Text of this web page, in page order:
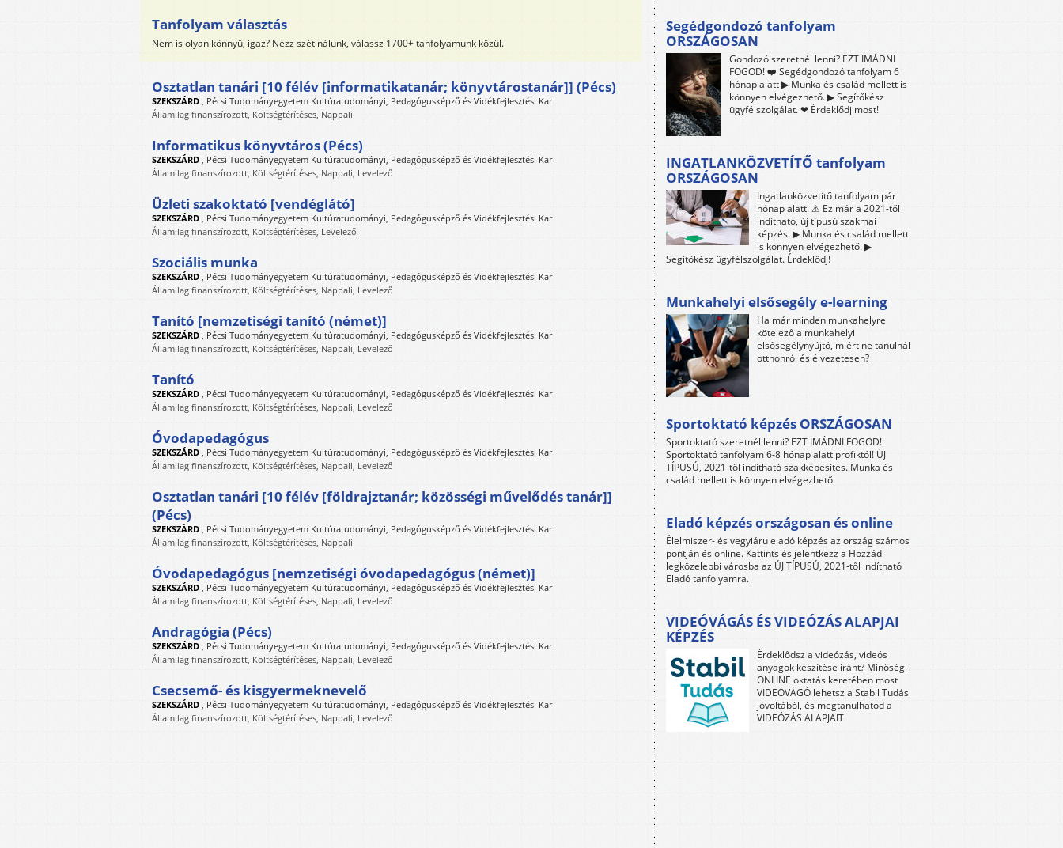
Tanfolyam választás
Nem is olyan könnyű, igaz? Nézz szét nálunk, válassz 1700+ tanfolyamunk közül.
Osztatlan tanári [10 félév [informatikatanár; könyvtárostanár]] (Pécs)
SZEKSZÁRD , Pécsi Tudományegyetem Kultúratudományi, Pedagógusképző és Vidékfejlesztési Kar
Államilag finanszírozott, Költségtérítéses, Nappali
Informatikus könyvtáros (Pécs)
SZEKSZÁRD , Pécsi Tudományegyetem Kultúratudományi, Pedagógusképző és Vidékfejlesztési Kar
Államilag finanszírozott, Költségtérítéses, Nappali, Levelező
Üzleti szakoktató [vendéglátó]
SZEKSZÁRD , Pécsi Tudományegyetem Kultúratudományi, Pedagógusképző és Vidékfejlesztési Kar
Államilag finanszírozott, Költségtérítéses, Levelező
Szociális munka
SZEKSZÁRD , Pécsi Tudományegyetem Kultúratudományi, Pedagógusképző és Vidékfejlesztési Kar
Államilag finanszírozott, Költségtérítéses, Nappali, Levelező
Tanító [nemzetiségi tanító (német)]
SZEKSZÁRD , Pécsi Tudományegyetem Kultúratudományi, Pedagógusképző és Vidékfejlesztési Kar
Államilag finanszírozott, Költségtérítéses, Nappali, Levelező
Tanító
SZEKSZÁRD , Pécsi Tudományegyetem Kultúratudományi, Pedagógusképző és Vidékfejlesztési Kar
Államilag finanszírozott, Költségtérítéses, Nappali, Levelező
Óvodapedagógus
SZEKSZÁRD , Pécsi Tudományegyetem Kultúratudományi, Pedagógusképző és Vidékfejlesztési Kar
Államilag finanszírozott, Költségtérítéses, Nappali, Levelező
Osztatlan tanári [10 félév [földrajztanár; közösségi művelődés tanár]]
(Pécs)
SZEKSZÁRD , Pécsi Tudományegyetem Kultúratudományi, Pedagógusképző és Vidékfejlesztési Kar
Államilag finanszírozott, Költségtérítéses, Nappali
Óvodapedagógus [nemzetiségi óvodapedagógus (német)]
SZEKSZÁRD , Pécsi Tudományegyetem Kultúratudományi, Pedagógusképző és Vidékfejlesztési Kar
Államilag finanszírozott, Költségtérítéses, Nappali, Levelező
Andragógia (Pécs)
SZEKSZÁRD , Pécsi Tudományegyetem Kultúratudományi, Pedagógusképző és Vidékfejlesztési Kar
Államilag finanszírozott, Költségtérítéses, Nappali, Levelező
Csecsemő- és kisgyermeknevelő
SZEKSZÁRD , Pécsi Tudományegyetem Kultúratudományi, Pedagógusképző és Vidékfejlesztési Kar
Államilag finanszírozott, Költségtérítéses, Nappali, Levelező
Segédgondozó tanfolyam
ORSZÁGOSAN
Gondozó szeretnél lenni? EZT IMÁDNI
FOGOD! ❤️ Segédgondozó tanfolyam 6
hónap alatt ▶ Munka és család mellett is
könnyen elvégezhető. ▶ Segítőkész
ügyfélszolgálat. ❤ Érdeklődj most!
INGATLANKÖZVETÍTŐ tanfolyam
ORSZÁGOSAN
Ingatlanközvetítő tanfolyam pár
hónap alatt. ⚠ Ez már a 2021-től
indítható, új típusú szakmai
képzés. ▶ Munka és család mellett
is könnyen elvégezhető. ▶
Segítőkész ügyfélszolgálat. Érdeklődj!
Munkahelyi elsősegély e-learning
Ha már minden munkahelyre
kötelező a munkahelyi
elsősegélynyújtó, miért ne tanulnál
otthonról és élvezetesen?
Sportoktató képzés ORSZÁGOSAN
Sportoktató szeretnél lenni? EZT IMÁDNI FOGOD!
Sportoktató tanfolyam 6-8 hónap alatt profiktól! ÚJ
TÍPUSÚ, 2021-től indítható szakképesítés. Munka és
család mellett is könnyen elvégezhető.
Eladó képzés országosan és online
Élelmiszer- és vegyiáru eladó képzés az ország számos
pontján és online. Kattints és jelentkezz a Hozzád
legközelebbi városba az ÚJ TÍPUSÚ, 2021-től indítható
Eladó tanfolyamra.
VIDEÓVÁGÁS ÉS VIDEÓZÁS ALAPJAI
KÉPZÉS
Érdeklődsz a videózás, videós
anyagok készítése iránt? Minőségi
ONLINE oktatás keretében most
VIDEÓVÁGÓ lehetsz a Stabil Tudás
jóvoltából, és megtanulhatod a
VIDEÓZÁS ALAPJAIT